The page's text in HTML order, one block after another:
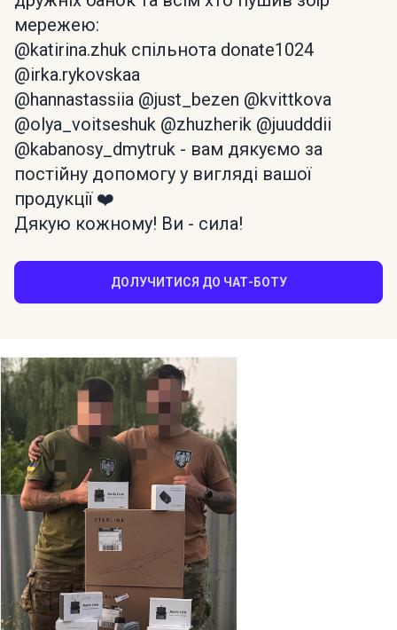
мережею:
@katirina.zhuk спільнота donate1024
@irka.rykovskaa
@hannastassiia @just_bezen @kvittkova
@olya_voitseshuk @zhuzherik @juudddii
@kabanosy_dmytruk - вам дякуємо за
постійну допомогу у вигляді вашої
продукції ❤️
Дякую кожному! Ви - сила!
ДОЛУЧИТИСЯ ДО ЧАТ-БОТУ